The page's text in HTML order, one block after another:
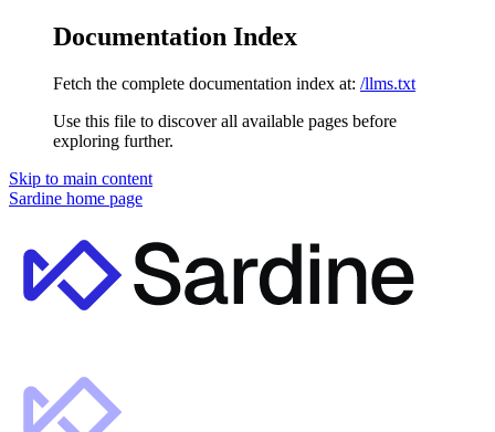
Documentation Index
Fetch the complete documentation index at: /llms.txt
Use this file to discover all available pages before
exploring further.
Skip to main content
Sardine home page